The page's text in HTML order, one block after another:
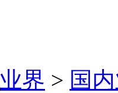
业界 > 国